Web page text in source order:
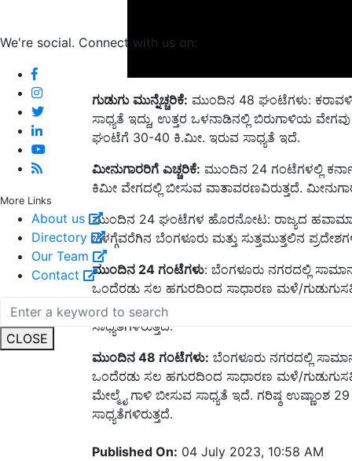
We're social. Connect with us on:
More Links
About us
Directory
Our Team
Contact
CLOSE
ಗುಡುಗು ಮುನ್ನೆಚ್ಚರಿಕೆ:ಮುಂದಿನ 48 ಘಂಟೆಗಳು: ಕರಾವಳಿ
ಸಾಧ್ಯತೆ ಇದ್ದು, ಉತ್ತರ ಒಳನಾಡಿನಲ್ಲಿ ಬಿರುಗಾಳಿಯ
ಘಂಟೆಗೆ 30-40 ಕಿ.ಮೀ. ಇರುವ ಸಾಧ್ಯತೆ ಇದೆ.
ಮುಂದಿನ 24 ಗಂಟೆಗಳಲ್ಲಿ
ಕಿಮೀ ವೇಗದಲ್ಲಿ ಬೀಸುವ ವಾತಾವರಣವಿರುತ್ತದೆ.
ಮುಂದಿನ 24 ಘಂಟೆಗಳ ಹೊರನೋಟ: ರಾಜ್ಯದ
ಬೆಳಗ್ಗೆವರೆಗಿನ ಬೆಂಗಳೂರು ಮತ್ತು ಸುತ್ತಮುತ್ತಲಿನ
ಮುಂದಿನ
: ಬೆಂಗಳೂರು ನಗರದಲ್ಲಿ
ಒಂದೆರಡು ಸಲ ಹಗುರದಿಂದ ಸಾಧಾರಣ ಮಳೆ/
ಮೇಲ್ಮೈ ಗಾಳಿ ಬೀಸುವ ಸಾಧ್ಯತೆ ಇದೆ. ಗರಿಷ್ಠ ಉಷ್ಣಾಂಶ
ಸಾಧ್ಯತೆಗಳಿರುತ್ತದೆ.
ಮುಂದಿನ
48ಗಂಟೆಗಳು
ಒಂದೆರಡು ಸಲ ಹಗುರದಿಂದ ಸಾಧಾರಣ ಮಳೆ/
ಮೇಲ್ಮೈ ಗಾಳಿ ಬೀಸುವ ಸಾಧ್ಯತೆ ಇದೆ. ಗರಿಷ್ಠ ಉಷ್ಣಾಂಶ
ಸಾಧ್ಯತೆಗಳಿರುತ್ತದೆ.
English Summary:Weather Report: Know